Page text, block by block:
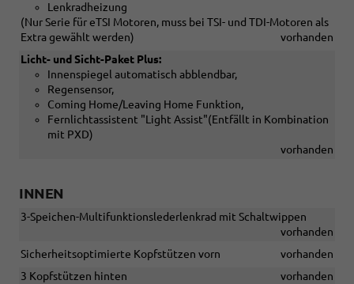
Lenkradheizung
(Nur Serie für eTSI Motoren, muss bei TSI- und TDI-Motoren als
Extra gewählt werden)
vorhanden
Licht- und Sicht-Paket Plus:
Innenspiegel automatisch abblendbar,
Regensensor,
Coming Home/Leaving Home Funktion,
Fernlichtassistent "Light Assist"(Entfällt in Kombination
mit PXD)
vorhanden
INNEN
3-Speichen-Multifunktionslederlenkrad mit Schaltwippen
vorhanden
Sicherheitsoptimierte Kopfstützen vorn
vorhanden
3 Kopfstützen hinten
vorhanden